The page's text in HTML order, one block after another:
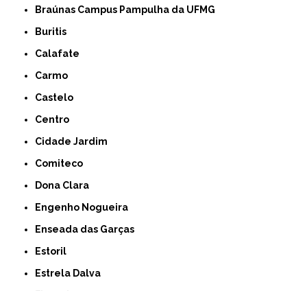
Braúnas Campus Pampulha da UFMG
Buritis
Calafate
Carmo
Castelo
Centro
Cidade Jardim
Comiteco
Dona Clara
Engenho Nogueira
Enseada das Garças
Estoril
Estrela Dalva